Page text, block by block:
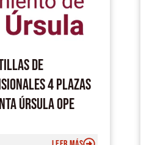
DE
4 PLAZAS
ÚRSULA OPE